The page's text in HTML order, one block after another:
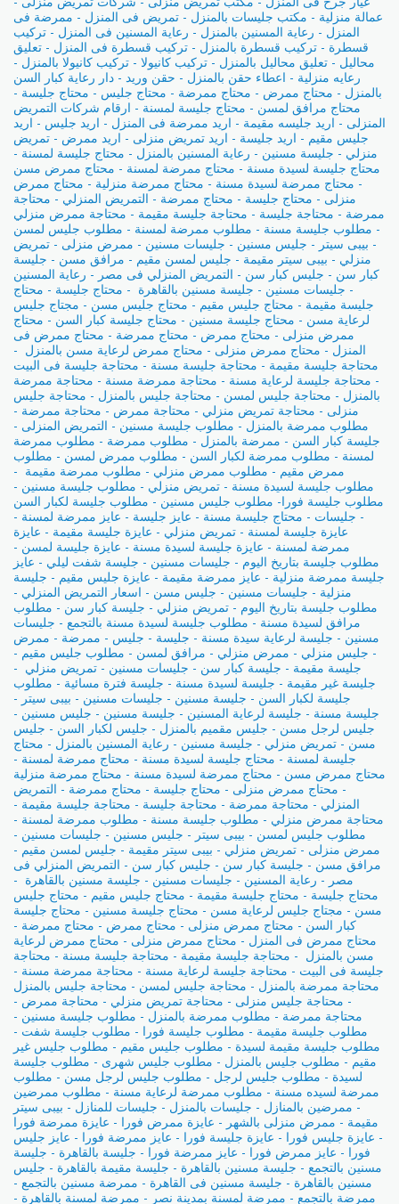
عمالة منزلية - مكتب جليسات بالمنزل - تمريض فى المنزل - ممرضة فى
المنزل - رعاية المسنين بالمنزل - رعاية المسنين فى المنزل - تركيب
قسطرة - تركيب قسطرة بالمنزل - تركيب قسطرة فى المنزل - تعليق
محاليل - تعليق محاليل بالمنزل - تركيب كانيولا - تركيب كانيولا بالمنزل -
رعايه منزلية - اعطاء حقن بالمنزل - حقن وريد - دار رعاية كبار السن
بالمنزل - محتاج ممرض - محتاج ممرضة - محتاج جليس - محتاج جليسة -
محتاج مرافق لمسن - محتاج جليسة لمسنة - ارقام شركات التمريض
المنزلى - اريد جليسه مقيمة - اريد ممرضة فى المنزل - اريد جليس - اريد
جليس مقيم - اريد جليسة - اريد تمريض منزلى - اريد ممرض - تمريض
منزلي - جليسة مسنين - رعاية المسنين بالمنزل - محتاج جليسة لمسنة -
محتاج جليسة لسيدة مسنة - محتاج ممرضة لمسنة - محتاج ممرض مسن
- محتاج ممرضة لسيدة مسنة - محتاج ممرضة منزلية - محتاج ممرض
منزلى - محتاج جليسة - محتاج ممرضة - التمريض المنزلي - محتاجة
ممرضة - محتاجة جليسة - محتاجة جليسة مقيمة - محتاجة ممرض منزلي
- مطلوب جليسة مسنة - مطلوب ممرضة لمسنة - مطلوب جليس لمسن
- بيبى سيتر - جليس مسنين - جليسات مسنين - ممرض منزلى - تمريض
منزلي - بيبى سيتر مقيمة - جليس لمسن مقيم - مرافق مسن - جليسة
كبار سن - جليس كبار سن - التمريض المنزلي فى مصر - رعاية المسنين
- جليسات مسنين - جليسة مسنين بالقاهرة - محتاج جليسة - محتاج
جليسة مقيمة - محتاج جليس مقيم - محتاج جليس مسن - مجتاج جليس
لرعاية مسن - محتاج جليسة مسنين - محتاج جليسة كبار السن - محتاج
ممرض منزلى - محتاج ممرض - محتاج ممرضة - محتاج ممرض فى
المنزل - محتاج ممرض منزلى - محتاج ممرض لرعاية مسن بالمنزل -
محتاجة جليسة مقيمة - محتاجة جليسة مسنة - محتاجة جليسة فى البيت
- محتاجة جليسة لرعاية مسنة - محتاجة ممرضة مسنة - محتاجة ممرضة
بالمنزل - محتاجة جليس لمسن - محتاجة جليس بالمنزل - محتاجة جليس
منزلى - محتاجة تمريض منزلي - محتاجة ممرض - محتاجة ممرضة -
مطلوب ممرضة بالمنزل - مطلوب جليسة مسنين - التمريض المنزلى -
جليسة كبار السن - ممرضة بالمنزل - مطلوب ممرضة - مطلوب ممرضة
لمسنة - مطلوب ممرضة لكبار السن - مطلوب ممرض لمسن - مطلوب
ممرض مقيم - مطلوب ممرض منزلي - مطلوب ممرضة مقيمة -
مطلوب جليسة لسيدة مسنة - تمريض منزلي - مطلوب جليسة مسنين -
مطلوب جليسة فورا- مطلوب جليس مسنين - مطلوب جليسة لكبار السن
- جليسات - محتاج جليسة مسنة - عايز جليسة - عايز ممرضة لمسنة -
عايزة جليسة لمسنة - تمريض منزلي - عايزة جليسة مقيمة - عايزة
ممرضة لمسنة - عايزة جليسة لسيدة مسنة - عايزة جليسة لمسن -
مطلوب جليسة بتاريخ اليوم - جليسات مسنين - جليسة شفت ليلي - عايز
جليسة ممرضة منزلية - عايز ممرضة مقيمة - عايزة جليس مقيم - جليسة
منزلية - جليسات مسنين - جليس مسن - اسعار التمريض المنزلي -
مطلوب جليسة بتاريخ اليوم - تمريض منزلي - جليسة كبار سن - مطلوب
مرافق لسيدة مسنة - مطلوب جليسة لسيدة مسنة بالتجمع - جليسات
مسنين - جليسة لرعاية سيدة مسنة - جليسة - جليس - ممرضة - ممرض
- جليس منزلي - ممرض منزلي - مرافق لمسن - مطلوب جليس مقيم -
جليسة مقيمة - جليسة كبار سن - جليسات مسنين - تمريض منزلي -
جليسة غير مقيمة - جليسة لسيدة مسنة - جليسة فترة مسائية - مطلوب
جليسة لكبار السن - جليسة مسنين - جليسات مسنين - بيبى سيتر -
جليسة مسنة - جليسة لرعاية المسنين - جليسة مسنين - جليس مسنين -
جليس لرجل مسن - جليس مقميم بالمنزل - جليس لكبار السن - جليس
مسن - تمريض منزلي - جليسة مسنين - رعاية المسنين بالمنزل - محتاج
جليسة لمسنة - محتاج جليسة لسيدة مسنة - محتاج ممرضة لمسنة -
محتاج ممرض مسن - محتاج ممرضة لسيدة مسنة - محتاج ممرضة منزلية
- محتاج ممرض منزلى - محتاج جليسة - محتاج ممرضة - التمريض
المنزلي - محتاجة ممرضة - محتاجة جليسة - محتاجة جليسة مقيمة -
محتاجة ممرض منزلي - مطلوب جليسة مسنة - مطلوب ممرضة لمسنة -
مطلوب جليس لمسن - بيبى سيتر - جليس مسنين - جليسات مسنين -
ممرض منزلى - تمريض منزلي - بيبى سيتر مقيمة - جليس لمسن مقيم -
مرافق مسن - جليسة كبار سن - جليس كبار سن - التمريض المنزلي فى
مصر - رعاية المسنين - جليسات مسنين - جليسة مسنين بالقاهرة -
محتاج جليسة - محتاج جليسة مقيمة - محتاج جليس مقيم - محتاج جليس
مسن - مجتاج جليس لرعاية مسن - محتاج جليسة مسنين - محتاج جليسة
كبار السن - محتاج ممرض منزلى - محتاج ممرض - محتاج ممرضة -
محتاج ممرض فى المنزل - محتاج ممرض منزلى - محتاج ممرض لرعاية
مسن بالمنزل - محتاجة جليسة مقيمة - محتاجة جليسة مسنة - محتاجة
جليسة فى البيت - محتاجة جليسة لرعاية مسنة - محتاجة ممرضة مسنة -
محتاجة ممرضة بالمنزل - محتاجة جليس لمسن - محتاجة جليس بالمنزل
- محتاجة جليس منزلى - محتاجة تمريض منزلي - محتاجة ممرض -
محتاجة ممرضة - مطلوب ممرضة بالمنزل - مطلوب جليسة مسنين -
مطلوب جليسة مقيمة - مطلوب جليسة فورا - مطلوب جليسة شفت -
مطلوب جليسة مقيمة لسيدة - مطلوب جليس مقيم - مطلوب جليس غير
مقيم - مطلوب جليس بالمنزل - مطلوب جليس شهرى - مطلوب جليسة
لسيدة - مطلوب جليس لرجل - مطلوب جليس لرجل مسن - مطلوب
ممرضة لسيده مسنة - مطلوب ممرضة لرعاية مسنة - مطلوب ممرضين
- ممرضين بالمنازل - جليسات بالمنزل - جليسات للمنازل - بيبى سيتر
مقيمة - ممرض منزلى بالشهر - عايزة ممرض فورا - عايزة ممرضة فورا
- عايزة جليس فورا - عايزة جليسة فورا - عايز ممرضة فورا - عايز جليس
فورا - عايز ممرض فورا - عايز ممرضة فورا - جليسة بالقاهرة - جليسة
مسنين بالتجمع - جليسة مسنين بالقاهرة - جليسة مقيمة بالقاهرة - جليس
مسنين بالقاهرة - جليسة مسنين فى القاهرة - ممرضة مسنين بالتجمع -
ممرضة بالتجمع - ممرضة لمسنة بمدينة نصر - ممرضة لمسنة بالقاهرة -